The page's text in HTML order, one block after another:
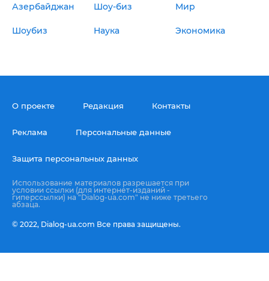
Азербайджан Шоу-биз Мир
Шоубиз Наука Экономика
О проекте Редакция Контакты
Реклама Персональные данные
Защита персональных данных
Использование материалов разрешается при
условии ссылки (для интернет-изданий -
гиперссылки) на "Dialog-ua.com" не ниже третьего
абзаца.
© 2022, Dialog-ua.сom Все права защищены.